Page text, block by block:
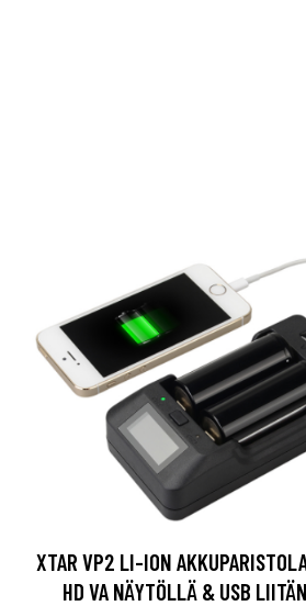
XTAR VP2 LI-ION
HD VA NÄYTÖLLÄ & USB